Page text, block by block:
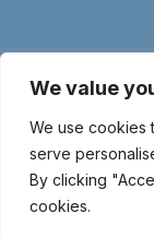
We value
We use cookies
serve
By clicking
cookies.
© Copyright 2026